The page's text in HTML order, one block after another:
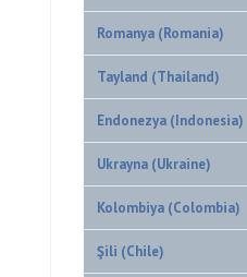
Romanya (Romania)
Tayland (Thailand)
Endonezya (Indonesia)
Ukrayna (Ukraine)
Kolombiya (Colombia)
Şili (Chile)